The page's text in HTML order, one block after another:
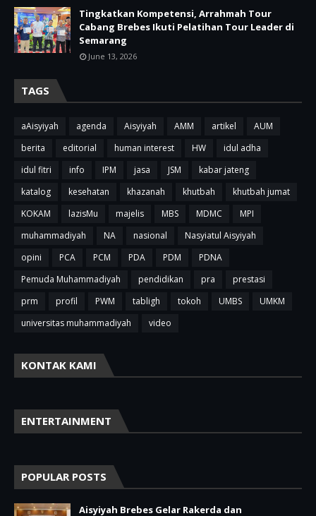
Tingkatkan Kompetensi, Arrahmah Tour
Cabang Brebes Ikuti Pelatihan Tour Leader di
Semarang
June 13, 2026
TAGS
aAisyiyah agenda Aisyiyah AMM artikel
AUM
berita
editorial human interest HW
idul adha
idul fitri
info IPM jasa JSM
kabar jateng
katalog
kesehatan khazanah khutbah
khutbah jumat
KOKAM
lazisMu majelis MBS MDMC
MPI
muhammadiyah
NA nasional
Nasyiatul Aisyiyah
opini
PCA PCM PDA PDM
PDNA
Pemuda Muhammadiyah
pendidikan pra
prestasi
prm
profil PWM tabligh tokoh UMBS
UMKM
universitas muhammadiyah
video
KONTAK KAMI
ENTERTAINMENT
POPULAR POSTS
Aisyiyah Brebes Gelar Rakerda dan